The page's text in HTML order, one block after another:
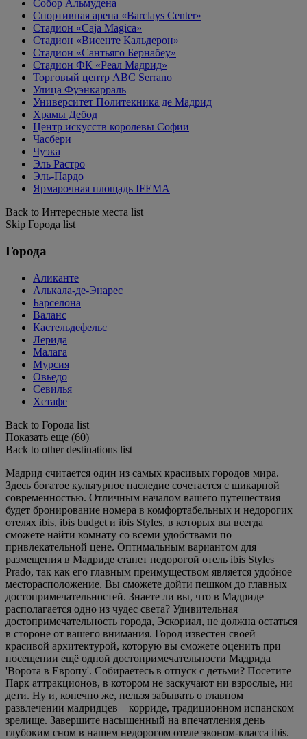
Собор Альмудена
Спортивная арена «Barclays Center»
Стадион «Caja Magica»
Стадион «Висенте Кальдерон»
Стадион «Сантьяго Бернабеу»
Стадион ФК «Реал Мадрид»
Торговый центр ABC Serrano
Улица Фуэнкарраль
Университет Политекника де Мадрид
Храмы Дебод
Центр искусств королевы Софии
Часбери
Чуэка
Эль Растро
Эль-Пардо
Ярмарочная площадь IFEMA
Back to Интересные места list
Skip Города list
Города
Аликанте
Алькала-де-Энарес
Барселона
Валанс
Кастельдефельс
Лерида
Малага
Мурсия
Овьедо
Севилья
Хетафе
Back to Города list
Показать еще (60)
Back to other destinations list
Мадрид считается один из самых красивых городов мира.
Здесь богатое культурное наследие сочетается с шикарной
современностью. Отличным началом вашего путешествия
будет бронирование номера в комфортабельных и недорогих
отелях ibis, ibis budget и ibis Styles, в которых вы всегда
сможете найти комнату со всеми удобствами по
привлекательной цене. Оптимальным вариантом для
размещения в Мадриде станет недорогой отель ibis Styles
Prado, так как его главным преимуществом является удобное
месторасположение. Вы сможете дойти пешком до главных
достопримечательностей. Знаете ли вы, что в Мадриде
располагается одно из чудес света? Удивительная
достопримечательность города, Эскориал, не должна остаться
в стороне от вашего внимания. Город известен своей
красивой архитектурой, которую вы сможете оценить при
посещении ещё одной достопримечательности Мадрида
'Ворота в Европу'. Собираетесь в отпуск с детьми? Посетите
Парк аттракционов, в котором не заскучают ни взрослые, ни
дети. Ну и, конечно же, нельзя забывать о главном
развлечении мадридцев – корриде, традиционном испанском
зрелище. Завершите насыщенный на впечатления день
глубоким сном в нашем недорогом отеле эконом-класса ibis.